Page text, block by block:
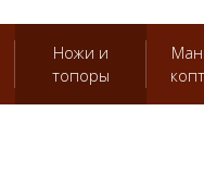
Ножи и
топоры